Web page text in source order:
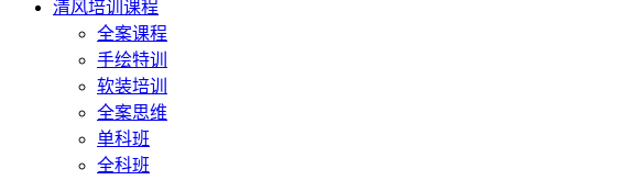
清风培训课程
全案课程
手绘特训
软装培训
全案思维
单科班
全科班